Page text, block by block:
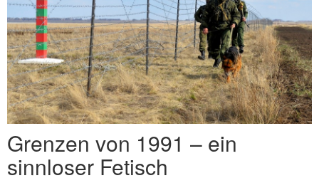
Grenzen von 1991 – ein
sinnloser Fetisch